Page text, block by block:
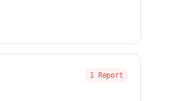
1 Report